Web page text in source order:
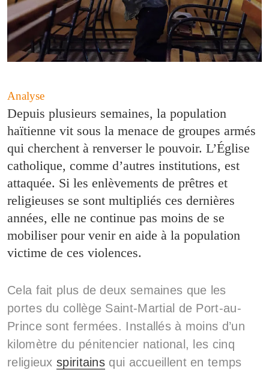
Analyse
Depuis plusieurs semaines, la population
haïtienne vit sous la menace de groupes armés
qui cherchent à renverser le pouvoir. L’Église
catholique, comme d’autres institutions, est
attaquée. Si les enlèvements de prêtres et
religieuses se sont multipliés ces dernières
années, elle ne continue pas moins de se
mobiliser pour venir en aide à la population
victime de ces violences.
Cela fait plus de deux semaines que les
portes du collège Saint-Martial de Port-au-
Prince sont fermées. Installés à moins d’un
kilomètre du pénitencier national, les cinq
religieuxspiritains qui accueillent en temps